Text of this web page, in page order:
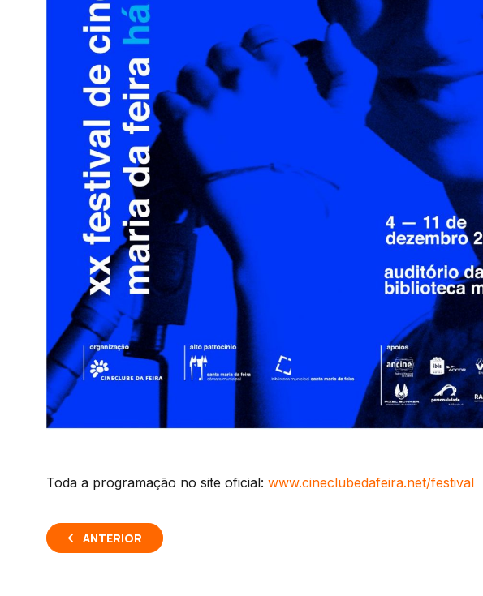
Toda a programação no site oficial: www.cineclubedafeira.net/festival
ANTERIOR